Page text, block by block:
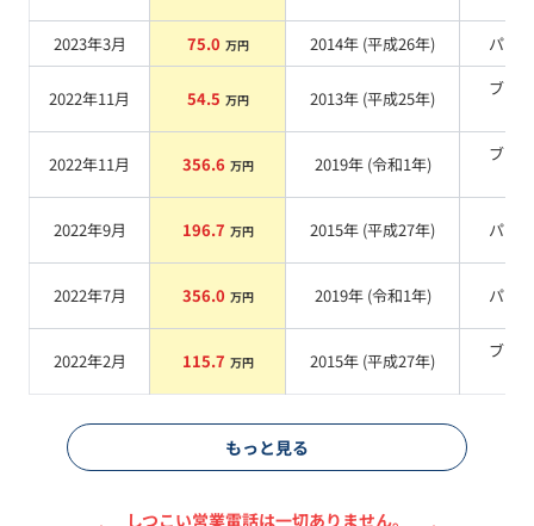
2023年3月
75.0 万円 2014年 (平成26年) パール
2022年11月 54.5 万円 2013年 (平成25年)
ブラ
2022年11月 356.6 万円 2019年 (令和1年)
ブラ
2022年9月 196.7 万円 2015年 (平成27年) パール
2022年7月 356.0 万円 2019年 (令和1年) パール
2022年2月 115.7 万円 2015年 (平成27年)
ブラ
もっと見る
しつこい営業電話は一切ありません。